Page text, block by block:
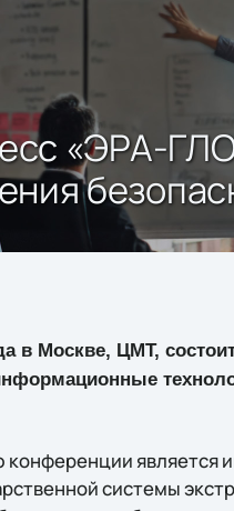
«ЭРА-
в Москве, ЦМТ,
является
системы